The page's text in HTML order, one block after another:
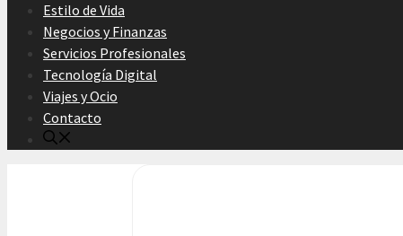
Estilo de Vida
Negocios y Finanzas
Servicios Profesionales
Tecnología Digital
Viajes y Ocio
Contacto